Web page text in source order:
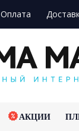
Оплата
АКЦИИ